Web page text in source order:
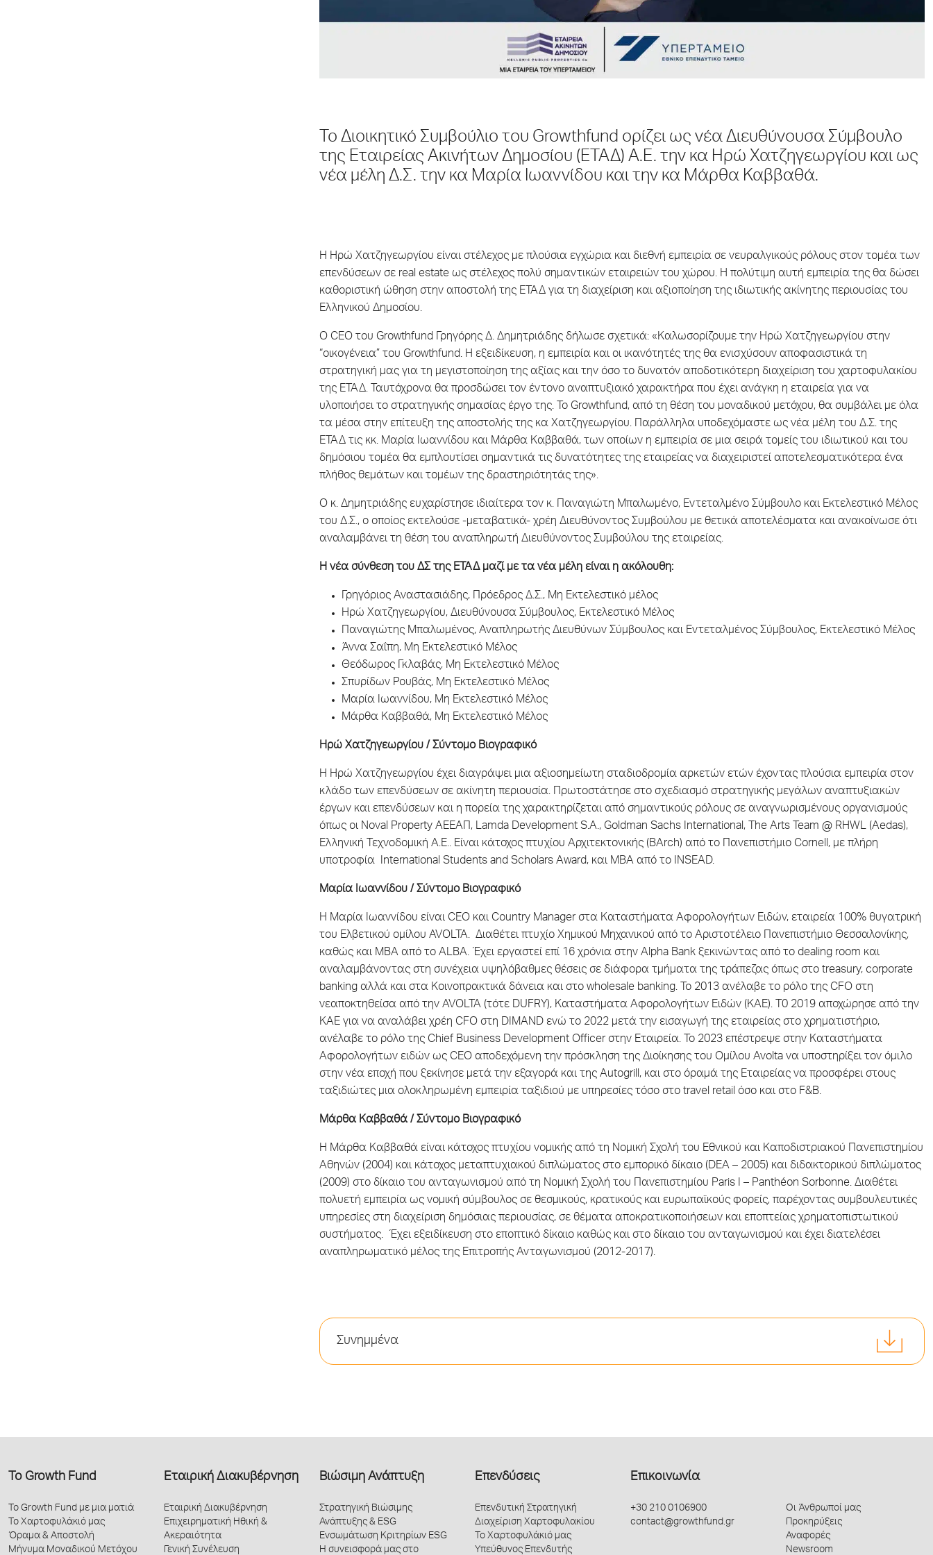
Το Διοικητικό Συμβούλιο του Growthfund ορίζει ως νέα Διευθύνουσα Σύμβουλο
της Εταιρείας Ακινήτων Δημοσίου (ΕΤΑΔ) Α.Ε. την κα Ηρώ Χατζηγεωργίου και ως
νέα μέλη Δ.Σ. την κα Μαρία Ιωαννίδου και την κα Μάρθα Καββαθά.
Η Ηρώ Χατζηγεωργίου είναι στέλεχος με πλούσια εγχώρια και διεθνή εμπειρία σε νευραλγικούς ρόλους στον τομέα των
επενδύσεων σε real estate ως στέλεχος πολύ σημαντικών εταιρειών του χώρου. Η πολύτιμη αυτή εμπειρία της θα δώσει
καθοριστική ώθηση στην αποστολή της ΕΤΑΔ για τη διαχείριση και αξιοποίηση της ιδιωτικής ακίνητης περιουσίας του
Ελληνικού Δημοσίου.
Ο CEO του Growthfund Γρηγόρης Δ. Δημητριάδης δήλωσε σχετικά: «Καλωσορίζουμε την Ηρώ Χατζηγεωργίου στην
“οικογένεια” του Growthfund. Η εξειδίκευση, η εμπειρία και οι ικανότητές της θα ενισχύσουν αποφασιστικά τη
στρατηγική μας για τη μεγιστοποίηση της αξίας και την όσο το δυνατόν αποδοτικότερη διαχείριση του χαρτοφυλακίου
της ΕΤΑΔ. Ταυτόχρονα θα προσδώσει τον έντονο αναπτυξιακό χαρακτήρα που έχει ανάγκη η εταιρεία για να
υλοποιήσει το στρατηγικής σημασίας έργο της. Το Growthfund, από τη θέση του μοναδικού μετόχου, θα συμβάλει με όλα
τα μέσα στην επίτευξη της αποστολής της κα Χατζηγεωργίου. Παράλληλα υποδεχόμαστε ως νέα μέλη του Δ.Σ. της
ΕΤΑΔ τις κκ. Μαρία Ιωαννίδου και Μάρθα Καββαθά, των οποίων η εμπειρία σε μια σειρά τομείς του ιδιωτικού και του
δημόσιου τομέα θα εμπλουτίσει σημαντικά τις δυνατότητες της εταιρείας να διαχειριστεί αποτελεσματικότερα ένα
πλήθος θεμάτων και τομέων της δραστηριότητάς της».
Ο κ. Δημητριάδης ευχαρίστησε ιδιαίτερα τον κ. Παναγιώτη Μπαλωμένο, Εντεταλμένο Σύμβουλο και Εκτελεστικό Μέλος
του Δ.Σ., ο οποίος εκτελούσε -μεταβατικά- χρέη Διευθύνοντος Συμβούλου με θετικά αποτελέσματα και ανακοίνωσε ότι
αναλαμβάνει τη θέση του αναπληρωτή Διευθύνοντος Συμβούλου της εταιρείας.
Η νέα σύνθεση του ΔΣ της ΕΤΑΔ μαζί με τα νέα μέλη είναι η ακόλουθη:
Γρηγόριος Αναστασιάδης, Πρόεδρος Δ.Σ., Μη Εκτελεστικό μέλος
Ηρώ Χατζηγεωργίου, Διευθύνουσα Σύμβουλος, Εκτελεστικό Μέλος
Παναγιώτης Μπαλωμένος, Αναπληρωτής Διευθύνων Σύμβουλος και Εντεταλμένος Σύμβουλος, Εκτελεστικό Μέλος
Άννα Σαΐπη, Μη Εκτελεστικό Μέλος
Θεόδωρος Γκλαβάς, Μη Εκτελεστικό Μέλος
Σπυρίδων Ρουβάς, Μη Εκτελεστικό Μέλος
Μαρία Ιωαννίδου, Μη Εκτελεστικό Μέλος
Μάρθα Καββαθά, Μη Εκτελεστικό Μέλος
Ηρώ Χατζηγεωργίου / Σύντομο Βιογραφικό
Η Ηρώ Χατζηγεωργίου έχει διαγράψει μια αξιοσημείωτη σταδιοδρομία αρκετών ετών έχοντας πλούσια εμπειρία στον
κλάδο των επενδύσεων σε ακίνητη περιουσία. Πρωτοστάτησε στο σχεδιασμό στρατηγικής μεγάλων αναπτυξιακών
έργων και επενδύσεων και η πορεία της χαρακτηρίζεται από σημαντικούς ρόλους σε αναγνωρισμένους οργανισμούς
όπως οι Noval Property ΑΕΕΑΠ, Lamda Development S.A., Goldman Sachs International, The Arts Team @ RHWL (Aedas),
Ελληνική Τεχνοδομική Α.Ε.. Είναι κάτοχος πτυχίου Αρχιτεκτονικής (BArch) από το Πανεπιστήμιο Cornell, με πλήρη
υποτροφία International Students and Scholars Award, και MBA από το INSEAD.
Μαρία Ιωαννίδου / Σύντομο Βιογραφικό
Η Μαρία Ιωαννίδου είναι CEO και Country Manager στα Καταστήματα Αφορολογήτων Ειδών, εταιρεία 100% θυγατρική
του Ελβετικού ομίλου AVOLTA. Διαθέτει πτυχίο Χημικού Μηχανικού από το Αριστοτέλειο Πανεπιστήμιο Θεσσαλονίκης,
καθώς και MBA από το ALBA. Έχει εργαστεί επί 16 χρόνια στην Alpha Bank ξεκινώντας από το dealing room και
αναλαμβάνοντας στη συνέχεια υψηλόβαθμες θέσεις σε διάφορα τμήματα της τράπεζας όπως στο treasury, corporate
banking αλλά και στα Κοινοπρακτικά δάνεια και στο wholesale banking. Το 2013 ανέλαβε το ρόλο της CFO στη
νεαποκτηθείσα από την AVOLTA (τότε DUFRY), Καταστήματα Αφορολογήτων Ειδών (ΚΑΕ). Τ0 2019 αποχώρησε από την
ΚΑΕ για να αναλάβει χρέη CFO στη DIMAND ενώ το 2022 μετά την εισαγωγή της εταιρείας στο χρηματιστήριο,
ανέλαβε το ρόλο της Chief Business Development Officer στην Εταιρεία. Το 2023 επέστρεψε στην Καταστήματα
Αφορολογήτων ειδών ως CEO αποδεχόμενη την πρόσκληση της Διοίκησης του Ομίλου Avolta να υποστηρίξει τον όμιλο
στην νέα εποχή που ξεκίνησε μετά την εξαγορά και της Autogrill, και στο όραμά της Εταιρείας να προσφέρει στους
ταξιδιώτες μια ολοκληρωμένη εμπειρία ταξιδιού με υπηρεσίες τόσο στο travel retail όσο και στο F&B.
Μάρθα Καββαθά / Σύντομο Βιογραφικό
Η Μάρθα Καββαθά είναι κάτοχος πτυχίου νομικής από τη Νομική Σχολή του Εθνικού και Καποδιστριακού Πανεπιστημίου
Αθηνών (2004) και κάτοχος μεταπτυχιακού διπλώματος στο εμπορικό δίκαιο (DEA – 2005) και διδακτορικού διπλώματος
(2009) στο δίκαιο του ανταγωνισμού από τη Νομική Σχολή του Πανεπιστημίου Paris I – Panthéon Sorbonne. Διαθέτει
πολυετή εμπειρία ως νομική σύμβουλος σε θεσμικούς, κρατικούς και ευρωπαϊκούς φορείς, παρέχοντας συμβουλευτικές
υπηρεσίες στη διαχείριση δημόσιας περιουσίας, σε θέματα αποκρατικοποιήσεων και εποπτείας χρηματοπιστωτικού
συστήματος. Έχει εξειδίκευση στο εποπτικό δίκαιο καθώς και στο δίκαιο του ανταγωνισμού και έχει διατελέσει
αναπληρωματικό μέλος της Επιτροπής Ανταγωνισμού (2012-2017).
Συνημμένα
Το Growth Fund
Το Growth Fund με μια ματιά
Το Χαρτοφυλάκιό μας
Όραμα & Αποστολή
Μήνυμα Μοναδικού Μετόχου
Εταιρική Διακυβέρνηση
Εταιρική Διακυβέρνηση
Επιχειρηματική Ηθική &
Ακεραιότητα
Γενική Συνέλευση
Βιώσιμη Ανάπτυξη
Στρατηγική Βιώσιμης
Ανάπτυξης & ESG
Ενσωμάτωση Κριτηρίων ESG
Η συνεισφορά μας στο
Επενδύσεις
Επενδυτική Στρατηγική
Διαχείριση Χαρτοφυλακίου
Το Χαρτοφυλάκιό μας
Υπεύθυνος Επενδυτής
Επικοινωνία
+30 210 0106900
contact@growthfund.gr
Οι Άνθρωποί μας
Προκηρύξεις
Αναφορές
Newsroom